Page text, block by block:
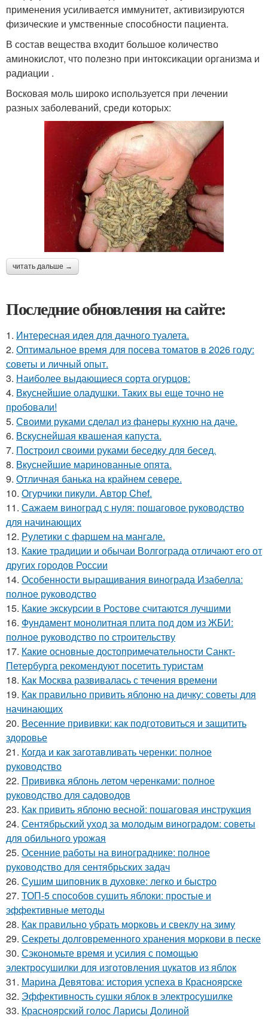
применения усиливается иммунитет, активизируются
физические и умственные способности пациента.
В состав вещества входит большое количество
аминокислот, что полезно при интоксикации организма и
радиации .
Восковая моль широко используется при лечении
разных заболеваний, среди которых:
читать дальше →
Последние обновления на сайте:
1. Интересная идея для дачного туалета.
2. Оптимальное время для посева томатов в 2026 году:
советы и личный опыт.
3. Наиболее выдающиеся сорта огурцов:
4. Вкуснейшие оладушки. Таких вы еще точно не
пробовали!
5. Своими руками сделал из фанеры кухню на даче.
6. Вскуснейшая квашеная капуста.
7. Построил своими руками беседку для бесед.
8. Вкуснейшие маринованные опята.
9. Отличная банька на крайнем севере.
10. Огурчики пикули. Автор Chef.
11. Сажаем виноград с нуля: пошаговое руководство
для начинающих
12. Рулетики с фаршем на мангале.
13. Какие традиции и обычаи Волгограда отличают его от
других городов России
14. Особенности выращивания винограда Изабелла:
полное руководство
15. Какие экскурсии в Ростове считаются лучшими
16. Фундамент монолитная плита под дом из ЖБИ:
полное руководство по строительству
17. Какие основные достопримечательности Санкт-
Петербурга рекомендуют посетить туристам
18. Как Москва развивалась с течения времени
19. Как правильно привить яблоню на дичку: советы для
начинающих
20. Весенние прививки: как подготовиться и защитить
здоровье
21. Когда и как заготавливать черенки: полное
руководство
22. Прививка яблонь летом черенками: полное
руководство для садоводов
23. Как привить яблоню весной: пошаговая инструкция
24. Сентябрьский уход за молодым виноградом: советы
для обильного урожая
25. Осенние работы на винограднике: полное
руководство для сентябрьских задач
26. Сушим шиповник в духовке: легко и быстро
27. ТОП-5 способов сушить яблоки: простые и
эффективные методы
28. Как правильно убрать морковь и свеклу на зиму
29. Секреты долговременного хранения моркови в песке
30. Сэкономьте время и усилия с помощью
электросушилки для изготовления цукатов из яблок
31. Марина Девятова: история успеха в Красноярске
32. Эффективность сушки яблок в электросушилке
33. Красноярский голос Ларисы Долиной